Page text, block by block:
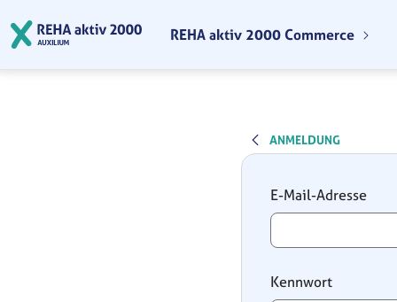
REHA aktiv 2000 Commerce
ANMELDUNG
Anmeldung
E-Mail-Adresse
Kennwort